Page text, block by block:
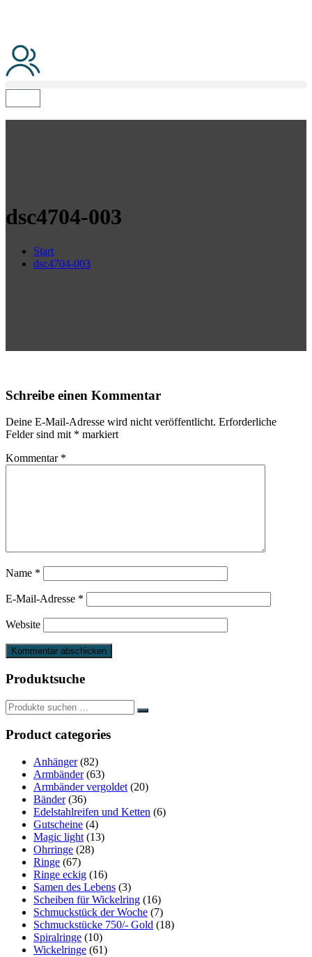
dsc4704-003
Start
dsc4704-003
Schreibe einen Kommentar
Deine E-Mail-Adresse wird nicht veröffentlicht. Erforderliche
Felder sind mit * markiert
Kommentar *
Name *
E-Mail-Adresse *
Website
Produktsuche
Product categories
Anhänger (82)
Armbänder (63)
Armbänder vergoldet (20)
Bänder (36)
Edelstahlreifen und Ketten (6)
Gutscheine (4)
Magic light (13)
Ohrringe (28)
Ringe (67)
Ringe eckig (16)
Samen des Lebens (3)
Scheiben für Wickelring (16)
Schmuckstück der Woche (7)
Schmuckstücke 750/- Gold (18)
Spiralringe (10)
Wickelringe (61)